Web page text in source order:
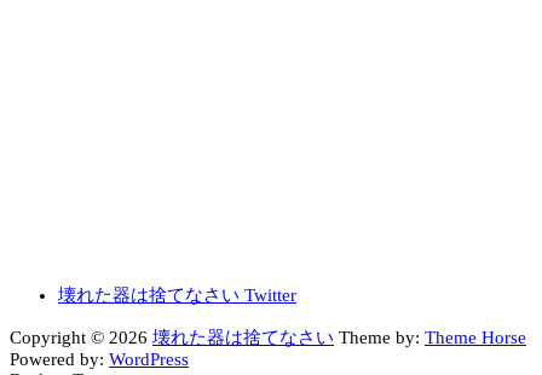
壊れた器は捨てなさい Twitter
Copyright © 2026 壊れた器は捨てなさい Theme by: Theme Horse
Powered by: WordPress